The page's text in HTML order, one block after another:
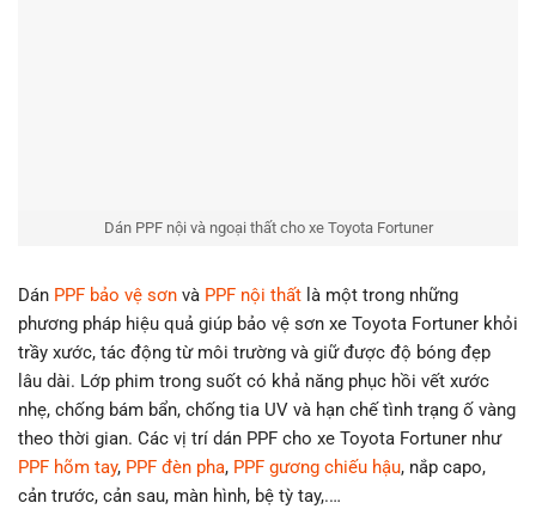
Dán PPF nội và ngoại thất cho xe Toyota Fortuner
Dán PPF bảo vệ sơn và PPF nội thất là một trong những
phương pháp hiệu quả giúp bảo vệ sơn xe Toyota Fortuner khỏi
trầy xước, tác động từ môi trường và giữ được độ bóng đẹp
lâu dài. Lớp phim trong suốt có khả năng phục hồi vết xước
nhẹ, chống bám bẩn, chống tia UV và hạn chế tình trạng ố vàng
theo thời gian. Các vị trí dán PPF cho xe Toyota Fortuner như
PPF hõm tay, PPF đèn pha, PPF gương chiếu hậu, nắp capo,
cản trước, cản sau, màn hình, bệ tỳ tay,.…